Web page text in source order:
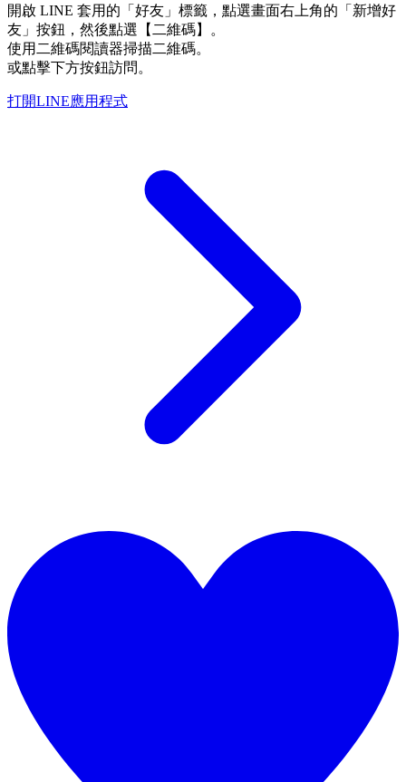
開啟 LINE 套用的「好友」標籤，點選畫面右上角的「新增好
友」按鈕，然後點選【二維碼】。
使用二維碼閱讀器掃描二維碼。
或點擊下方按鈕訪問。
打開LINE應用程式